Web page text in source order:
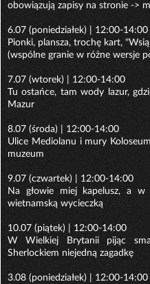
obowiązują zapisy na stronie ->
6.07 (poniedziałek) | 12:00-14:00
Pionki, plansza, trochę kart,
(wspólne granie w różne wersje
7.07 (wtorek) | 12:00-14:00
Tu ostańce, tam wody lazur,
Mazur
8.07 (środa) | 12:00-14:00
Ulice Mediolanu i mury
muzeum
9.07 (czwartek) | 12:00-14:00
Na głowie miej kapelusz, a w
wietnamską wycieczką
10.07 (piątek) | 12:00-14:00
W Wielkiej Brytanii pijąc
Sherlockiem niejedną zagadkę
3.08 (poniedziałek) | 12:00-14:00